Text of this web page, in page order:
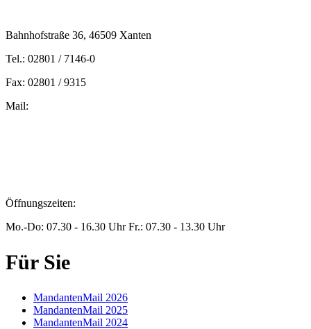
Bahnhofstraße 36, 46509 Xanten
Tel.: 02801 / 7146-0
Fax: 02801 / 9315
Mail:
Öffnungszeiten:
Mo.-Do: 07.30 - 16.30 Uhr Fr.: 07.30 - 13.30 Uhr
Für Sie
MandantenMail 2026
MandantenMail 2025
MandantenMail 2024